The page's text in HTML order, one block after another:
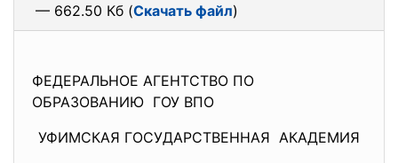
— 662.50 Кб (Скачать файл)
ФЕДЕРАЛЬНОЕ АГЕНТСТВО ПО
ОБРАЗОВАНИЮ ГОУ ВПО
УФИМСКАЯ ГОСУДАРСТВЕННАЯ АКАДЕМИЯ